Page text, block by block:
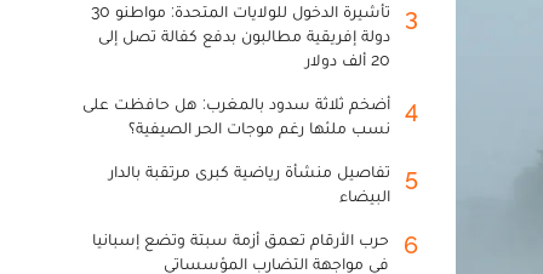
3
تأشيرة الدخول للولايات المتحدة: مواطنو 30
دولة إفريقية مطالبون بدفع كفالة تصل إلى
20 ألف دولار
4
أضخم ثلاثة سدود بالمغرب: هل حافظت على
نسب ملئها رغم موجات الحر الصيفية؟
5
تفاصيل منشأة رياضية كبرى مرتقبة بالدار
البيضاء
6
حرب الأرقام تعمق أزمة سبتة وتضع إسبانيا
في مواجهة التضارب المؤسساتي